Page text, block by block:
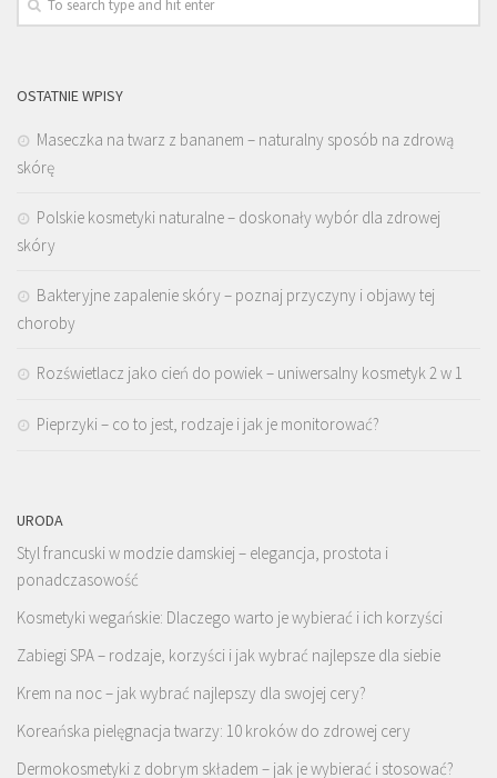
OSTATNIE WPISY
Maseczka na twarz z bananem – naturalny sposób na zdrową
skórę
Polskie kosmetyki naturalne – doskonały wybór dla zdrowej
skóry
Bakteryjne zapalenie skóry – poznaj przyczyny i objawy tej
choroby
Rozświetlacz jako cień do powiek – uniwersalny kosmetyk 2 w 1
Pieprzyki – co to jest, rodzaje i jak je monitorować?
URODA
Styl francuski w modzie damskiej – elegancja, prostota i
ponadczasowość
Kosmetyki wegańskie: Dlaczego warto je wybierać i ich korzyści
Zabiegi SPA – rodzaje, korzyści i jak wybrać najlepsze dla siebie
Krem na noc – jak wybrać najlepszy dla swojej cery?
Koreańska pielęgnacja twarzy: 10 kroków do zdrowej cery
Dermokosmetyki z dobrym składem – jak je wybierać i stosować?